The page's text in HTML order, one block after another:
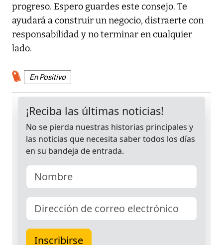
progreso. Espero guardes este consejo. Te
ayudará a construir un negocio, distraerte con
responsabilidad y no terminar en cualquier
lado.
En Positivo